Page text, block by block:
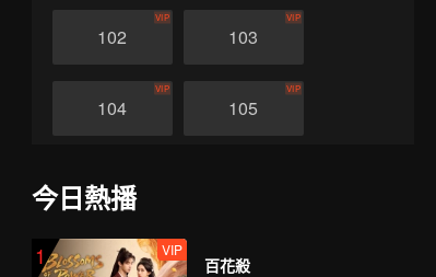
102
VIP
103
VIP
104
VIP
105
VIP
106
108
今日熱播
1 VIP
百花殺